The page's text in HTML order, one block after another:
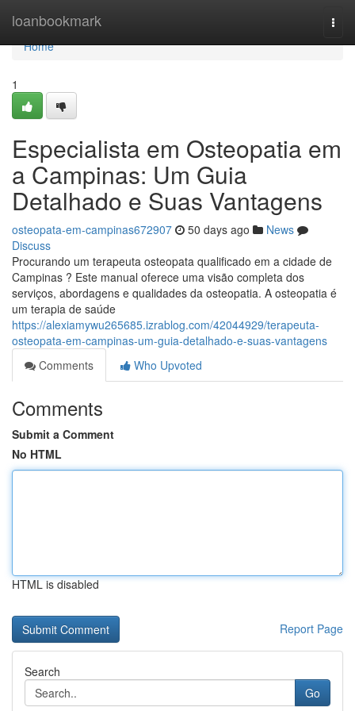
loanbookmark
Home
Home
1
Especialista em Osteopatia em
a Campinas: Um Guia
Detalhado e Suas Vantagens
osteopata-em-campinas672907 50 days ago
News
Discuss
Procurando um terapeuta osteopata qualificado em a cidade de
Campinas ? Este manual oferece uma visão completa dos
serviços, abordagens e qualidades da osteopatia. A osteopatia é
um terapia de saúde
https://alexiamywu265685.izrablog.com/42044929/terapeuta-
osteopata-em-campinas-um-guia-detalhado-e-suas-vantagens
Comments
Who Upvoted
Comments
Submit a Comment
No HTML
HTML is disabled
Report Page
Search
Go